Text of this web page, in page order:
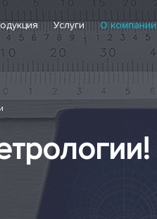
Услуги О компании